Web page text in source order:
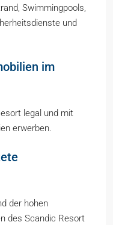
Swimmingpools,
und
im
legal und mit
erwerben.
der hohen
des Scandic Resort